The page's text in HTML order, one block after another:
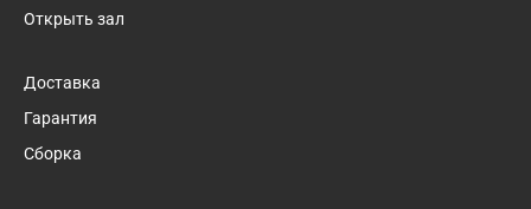
Открыть зал
Доставка
Гарантия
Сборка